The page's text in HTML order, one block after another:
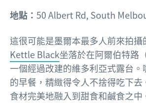
地點： 50 Albert Rd, South
這很可能是墨爾本最多人前來拍攝
Kettle Black坐落於在阿爾伯特路
一個經過改建的維多利亞式露台
的早餐，精緻得令人不捨得吃下
食材完美地融入到甜食和鹹食之中